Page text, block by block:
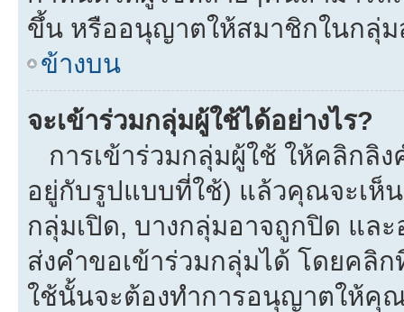
ขึ้น หรืออนุญาตให้สมาชิกในกลุ่ม
ข้างบน
จะเข้าร่วมกลุ่มผู้ใช้ได้อย่างไร?
การเข้าร่วมกลุ่มผู้ใช้ ให้คลิกลิ
อยู่กับรูปแบบที่ใช้) แล้วคุณจะเห็
กลุ่มเปิด, บางกลุ่มอาจถูกปิด แล
ส่งคำขอเข้าร่วมกลุ่มได้ โดยคลิ
ใช้นั้นจะต้องทำการอนุญาตให้คุณ